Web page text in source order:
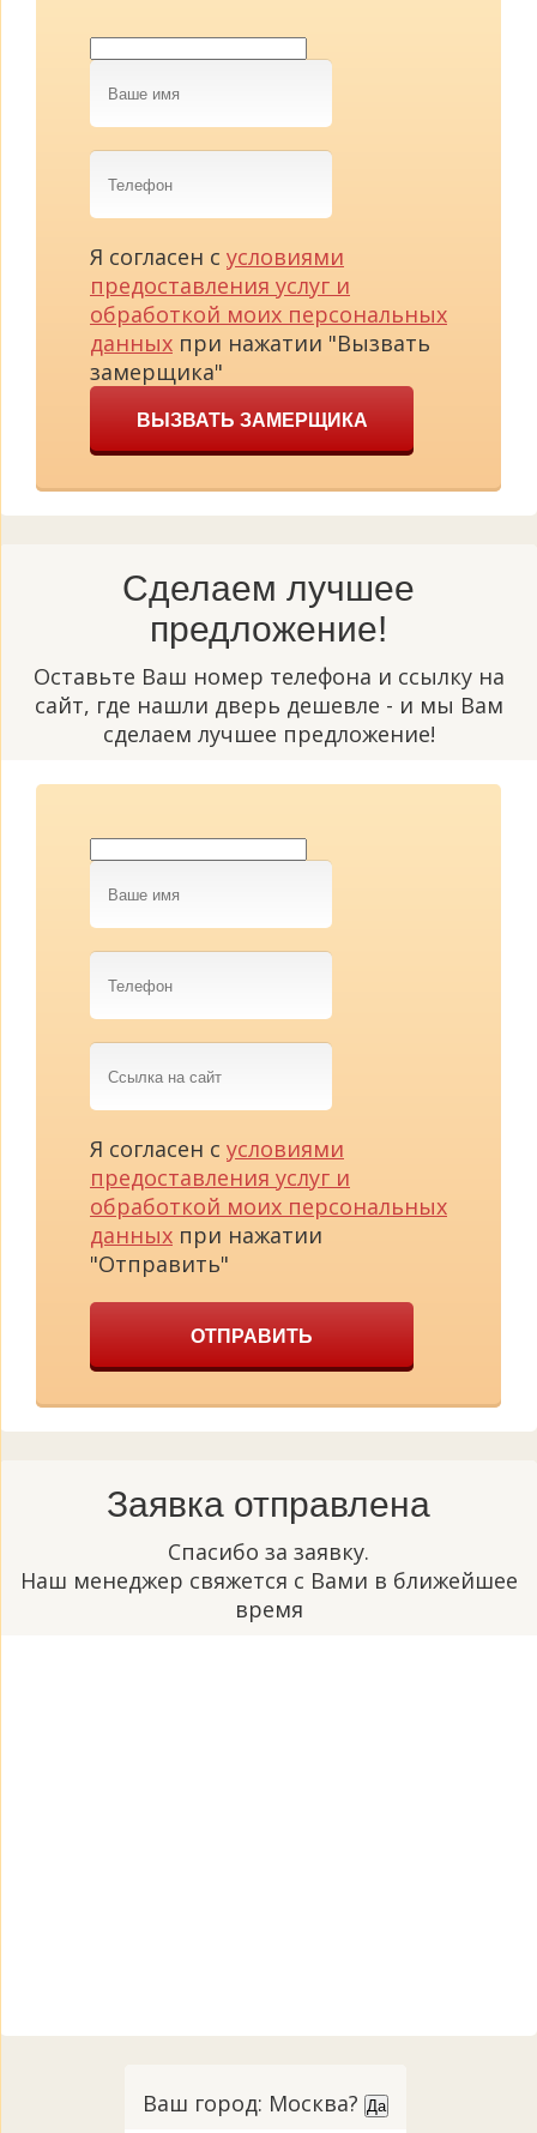
Ваше
имя
Телефон
Я согласен с условиями
предоставления услуг и
обработкой моих персональных
данных при нажатии "Вызвать
замерщика"
ВЫЗВАТЬ ЗАМЕРЩИКА
Сделаем лучшее
предложение!
Оставьте Ваш номер телефона и ссылку на
сайт, где нашли дверь дешевле - и мы Вам
сделаем лучшее предложение!
Ваше
имя
Телефон
Ссылка
на
сайт
Я согласен с условиями
предоставления услуг и
обработкой моих персональных
данных при нажатии
"Отправить"
ОТПРАВИТЬ
Заявка отправлена
Спасибо за заявку.
Наш менеджер свяжется с Вами в ближейшее
время
Ваш город: Москва? Да